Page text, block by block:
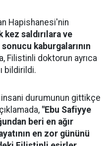
Hapishanesi'nin
kez saldırılara ve
kaburgalarının
Filistinli doktorun ayrıca
bildirildi.
insani durumunun gittikçe
"Ebu Safiyye
beri en ağır
en zor gününü